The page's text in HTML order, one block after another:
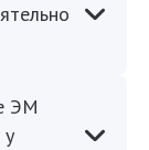
ЭМ